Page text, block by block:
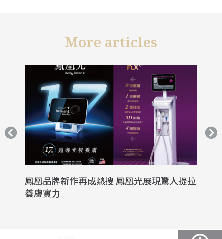
More articles
鳳凰品牌新作再成熱搜 鳳凰光展現驚人提拉
養膚實力